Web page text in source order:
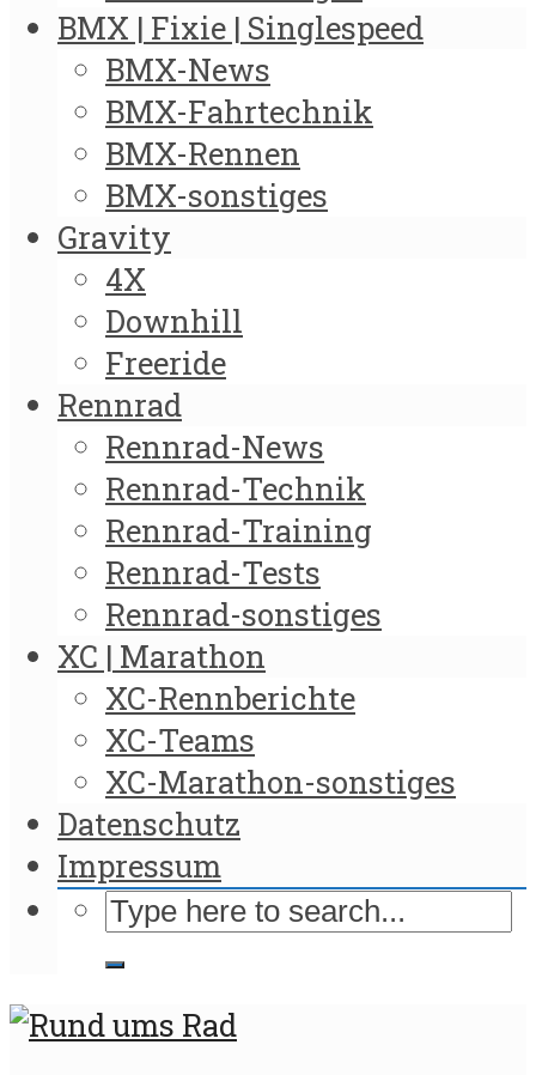
BMX | Fixie | Singlespeed
BMX-News
BMX-Fahrtechnik
BMX-Rennen
BMX-sonstiges
Gravity
4X
Downhill
Freeride
Rennrad
Rennrad-News
Rennrad-Technik
Rennrad-Training
Rennrad-Tests
Rennrad-sonstiges
XC | Marathon
XC-Rennberichte
XC-Teams
XC-Marathon-sonstiges
Datenschutz
Impressum